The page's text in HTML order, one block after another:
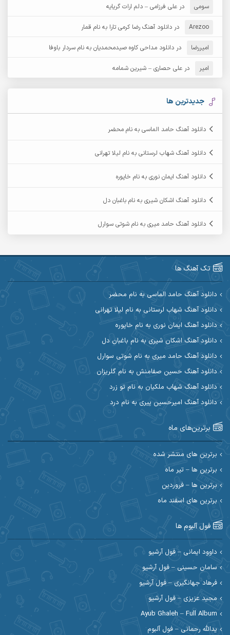
آرش عثمان
آرش مبهم آرش مستشیری
آرش مهرابی آرش نظری
آرشام
آرکاداش
آرین صیادی
آرین مریدی
آوات بوکانی آوات یگانه
آیت احمدنژاد
ابراهیم شمس ابوالحسن جاویدان
ابی حسینی
احسان آیینفر
احسان امیدوار
احسان حیدری احسان دریادل
احسان رمضانی احسان علیانی
احسان کریمی احسان کمری
احسان مرادیان احمد اسلامی
احمد بیرانوند
احمد صحراییان
احمد نازدار احمد نوریان
احمدرضا امرایی
سومی در علی فرزامی – دلم ارات گریایه
Arezoo در دانلود آهنگ رضا کرمی تارا به نام قمار
امیررضا در دانلود مداحی کاوه صیدمحمدیان به نام سردار باوفا
امیر در علی حصاری – شیرین شمامه
جدیدترین ها
دانلود آهنگ حامد الماسی به نام محضر
دانلود آهنگ شهاب لرستانی به نام لیلا تهرانی
دانلود آهنگ ایمان نوری به نام خاپوره
دانلود آهنگ اشکان شیری به نام باغبان دل
دانلود آهنگ حامد میری به نام شوتی سوارل
تک آهنگ ها
دانلود آهنگ حامد الماسی به نام محضر
دانلود آهنگ شهاب لرستانی به نام لیلا تهرانی
دانلود آهنگ ایمان نوری به نام خاپوره
دانلود آهنگ اشکان شیری به نام باغبان دل
دانلود آهنگ حامد میری به نام شوتی سوارل
دانلود آهنگ حسین صفامنش به نام گلریزان
دانلود آهنگ شهاب ملکیان به نام تو زرد
دانلود آهنگ امیرحسین پیری به نام درد
برترین‌های ماه
برترین های منتشر شده
برترین ها – تیر ماه
برترین ها – فروردین
برترین های اسفند ماه
فول آلبوم ها
داوود ایمانی – فول آرشیو
سامان حسینی – فول آرشیو
فرهاد جهانگیری – فول آرشیو
مجید عزیزی – فول آرشیو
Ayub Ghaleh – Full Album
یدالله رحمانی – فول آلبوم